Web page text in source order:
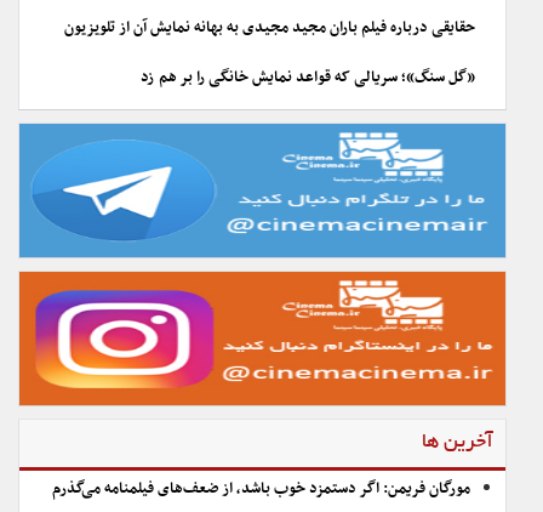
حقایقی درباره فیلم باران مجید مجیدی به بهانه نمایش آن از تلویزیون
«گل سنگ»؛ سریالی که قواعد نمایش خانگی را بر هم زد
آخرین ها
مورگان فریمن: اگر دستمزد خوب باشد، از ضعف‌های فیلمنامه می‌گذرم